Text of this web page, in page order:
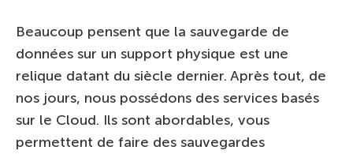
Beaucoup pensent que la sauvegarde de
données sur un support physique est une
relique datant du siècle dernier. Après tout, de
nos jours, nous possédons des services basés
sur le Cloud. Ils sont abordables, vous
permettent de faire des sauvegardes